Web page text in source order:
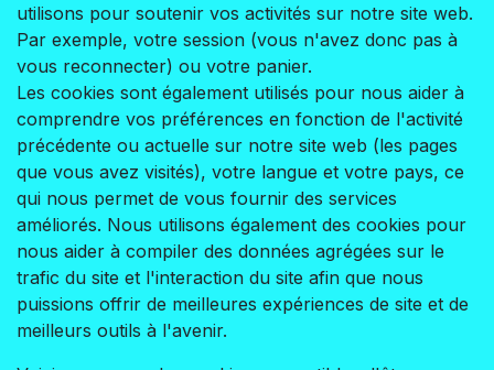
utilisons pour soutenir vos activités sur notre site web.
Par exemple, votre session (vous n'avez donc pas à
vous reconnecter) ou votre panier.
Les cookies sont également utilisés pour nous aider à
comprendre vos préférences en fonction de l'activité
précédente ou actuelle sur notre site web (les pages
que vous avez visités), votre langue et votre pays, ce
qui nous permet de vous fournir des services
améliorés. Nous utilisons également des cookies pour
nous aider à compiler des données agrégées sur le
trafic du site et l'interaction du site afin que nous
puissions offrir de meilleures expériences de site et de
meilleurs outils à l'avenir.